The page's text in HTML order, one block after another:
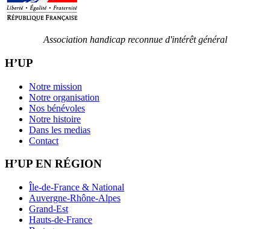
Association handicap reconnue d'intérêt général
H’UP
Notre mission
Notre organisation
Nos bénévoles
Notre histoire
Dans les medias
Contact
H’UP EN RÉGION
Île-de-France & National
Auvergne-Rhône-Alpes
Grand-Est
Hauts-de-France